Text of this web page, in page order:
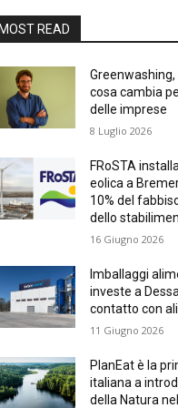
READ
Greenwashing,
cosa cambia
delle imprese
8 Luglio 2026
FRoSTA
eolica a
10% del
dello
16 Giugno 2026
Imballaggi
investe a
contatto con
11 Giugno 2026
PlanEat è la
italiana a
della Natura